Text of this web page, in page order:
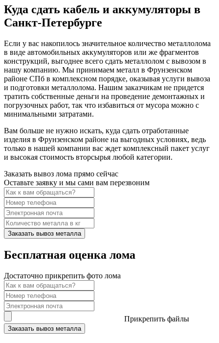
Куда сдать кабель и аккумуляторы в
Санкт-Петербурге
Если у вас накопилось значительное количество металлолома
в виде автомобильных аккумуляторов или же фрагментов
конструкций, выгоднее всего сдать металлолом с вывозом в
нашу компанию. Мы принимаем металл в Фрунзенском
районе СПб в комплексном порядке, оказывая услуги вывоза
и подготовки металлолома. Нашим заказчикам не придется
тратить собственные деньги на проведение демонтажных и
погрузочных работ, так что избавиться от мусора можно с
минимальными затратами.
Вам больше не нужно искать, куда сдать отработанные
изделия в Фрунзенском районе на выгодных условиях, ведь
только в нашей компании вас ждет комплексный пакет услуг
и высокая стоимость вторсырья любой категории.
Заказать вывоз лома прямо сейчас
Оставьте заявку и мы сами вам перезвоним
Заказать вывоз металла
Бесплатная оценка лома
Достаточно прикрепить фото лома
Прикрепить файлы
Заказать вывоз металла